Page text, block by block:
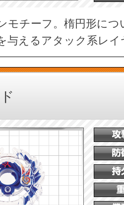
モチーフ。楕円形に
与えるアタック系レイ